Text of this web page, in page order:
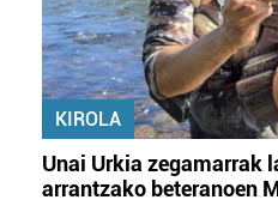
KIROLA
Unai Urkia zegamarrak
arrantzako beteranoen